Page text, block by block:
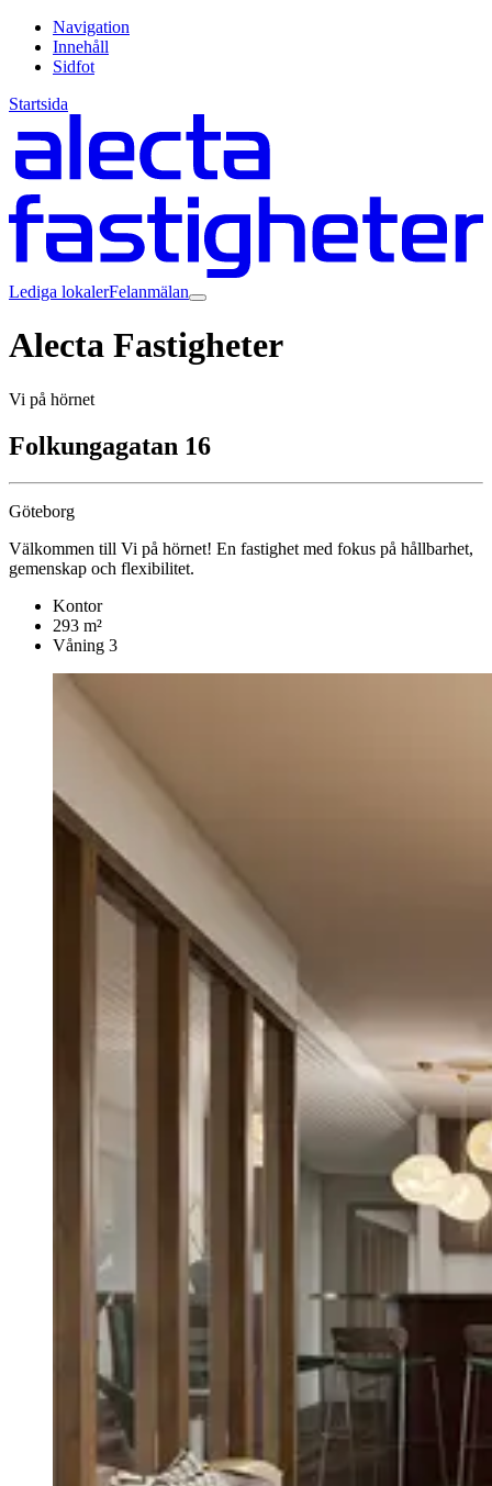
Navigation
Innehåll
Sidfot
Startsida
Lediga lokalerFelanmälan
Alecta Fastigheter
Vi på hörnet
Folkungagatan 16
Göteborg
Välkommen till Vi på hörnet! En fastighet med fokus på hållbarhet,
gemenskap och flexibilitet.
Kontor
293 m²
Våning 3